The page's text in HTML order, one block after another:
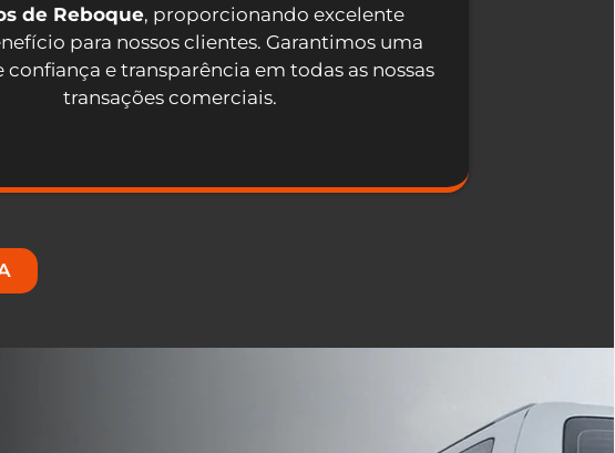
de Reboque, proporcionando excelente
para nossos clientes. Garantimos uma
confiança e transparência em todas as nossas
transações comerciais.